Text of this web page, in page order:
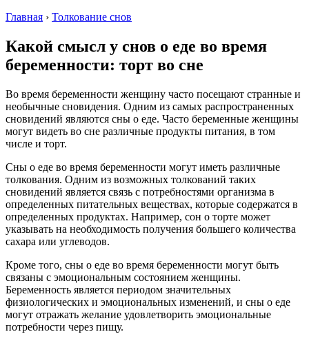
Главная › Толкование снов
Какой смысл у снов о еде во время
беременности: торт во сне
Во время беременности женщину часто посещают странные и
необычные сновидения. Одним из самых распространенных
сновидений являются сны о еде. Часто беременные женщины
могут видеть во сне различные продукты питания, в том
числе и торт.
Сны о еде во время беременности могут иметь различные
толкования. Одним из возможных толкований таких
сновидений является связь с потребностями организма в
определенных питательных веществах, которые содержатся в
определенных продуктах. Например, сон о торте может
указывать на необходимость получения большего количества
сахара или углеводов.
Кроме того, сны о еде во время беременности могут быть
связаны с эмоциональным состоянием женщины.
Беременность является периодом значительных
физиологических и эмоциональных изменений, и сны о еде
могут отражать желание удовлетворить эмоциональные
потребности через пищу.